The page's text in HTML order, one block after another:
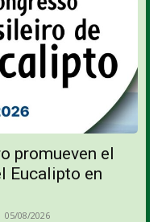
promueven el
Eucalipto en
05/08/2026